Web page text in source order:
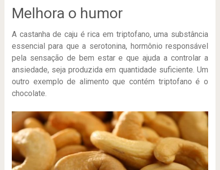
Melhora o humor
A castanha de caju é rica em triptofano, uma substância
essencial para que a serotonina, hormônio responsável
pela sensação de bem estar e que ajuda a controlar a
ansiedade, seja produzida em quantidade suficiente. Um
outro exemplo de alimento que contém triptofano é o
chocolate.